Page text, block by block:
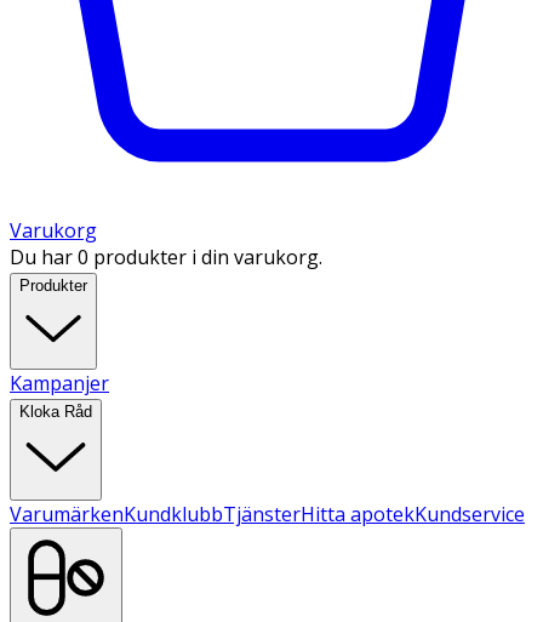
Varukorg
Du har 0 produkter i din varukorg.
Produkter
Kampanjer
Kloka Råd
VarumärkenKundklubbTjänsterHitta apotekKundservice